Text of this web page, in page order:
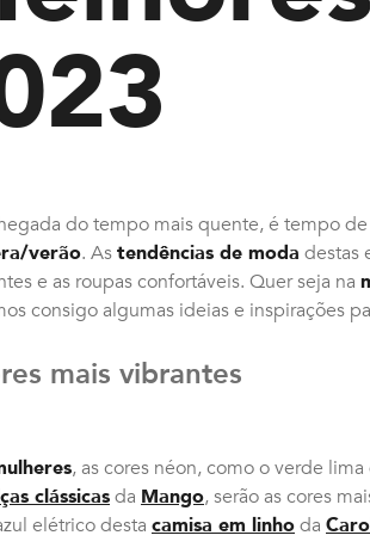
do tempo mais quente, é tempo
verão. Astendências de moda destas
e as roupas confortáveis. Quer seja na
consigo algumas ideias e inspirações
mais vibrantes
, as cores néon, como o verde lima
clássicasda Mango, serão as cores
elétrico desta camisa em linhoda